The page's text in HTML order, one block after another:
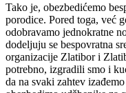
Tako je, obezbedićemo
porodice. Pored toga, već
odobravamo jednokratne
dodeljuju se bespovratna
organizacije Zlatibor i
potrebno, izgradili smo i
da na svaki zahtev